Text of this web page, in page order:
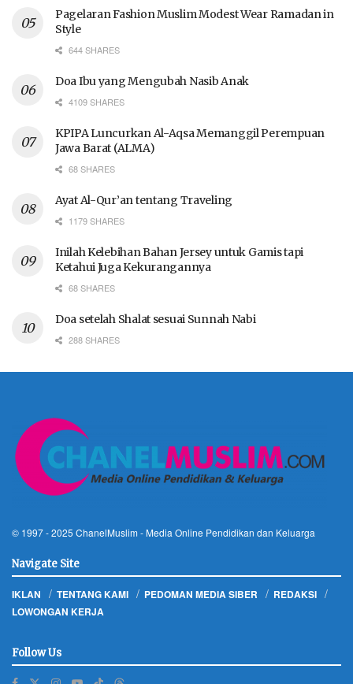
Pagelaran Fashion Muslim Modest Wear Ramadan in
Style
644 SHARES
Doa Ibu yang Mengubah Nasib Anak
4109 SHARES
KPIPA Luncurkan Al-Aqsa Memanggil Perempuan
Jawa Barat (ALMA)
68 SHARES
Ayat Al-Qur’an tentang Traveling
1179 SHARES
Inilah Kelebihan Bahan Jersey untuk Gamis tapi
Ketahui Juga Kekurangannya
68 SHARES
Doa setelah Shalat sesuai Sunnah Nabi
288 SHARES
© 1997 - 2025 ChanelMuslim - Media Online Pendidikan dan Keluarga
Navigate Site
IKLAN TENTANG KAMI PEDOMAN MEDIA SIBER
REDAKSI
LOWONGAN KERJA
Follow Us